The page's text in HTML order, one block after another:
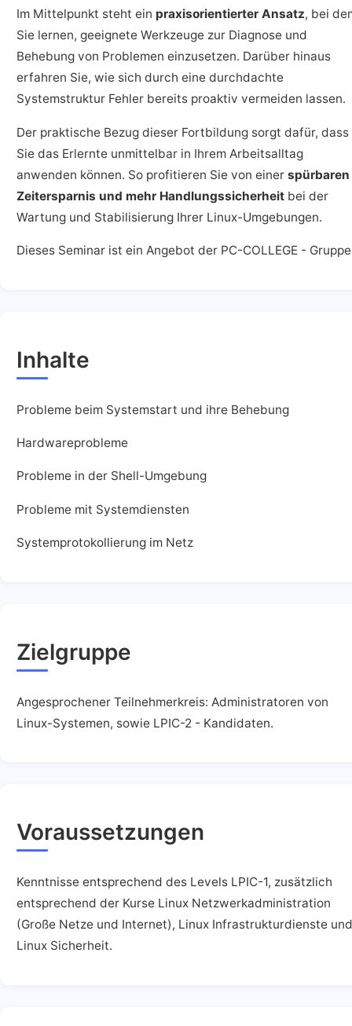
Im Mittelpunkt steht ein praxisorientierter Ansatz, bei
Sie lernen, geeignete Werkzeuge zur Diagnose und
Behebung von Problemen einzusetzen. Darüber hinaus
erfahren Sie, wie sich durch eine durchdachte
Systemstruktur Fehler bereits proaktiv vermeiden lassen.
Der praktische Bezug dieser Fortbildung sorgt dafür, dass
Sie das Erlernte unmittelbar in Ihrem Arbeitsalltag
anwenden können. So profitieren Sie von einer spürbaren
Zeitersparnis und mehr Handlungssicherheit bei der
Wartung und Stabilisierung Ihrer Linux-Umgebungen.
Dieses Seminar ist ein Angebot der PC-COLLEGE -
Inhalte
Probleme beim Systemstart und ihre Behebung
Hardwareprobleme
Probleme in der Shell-Umgebung
Probleme mit Systemdiensten
Systemprotokollierung im Netz
Zielgruppe
Angesprochener Teilnehmerkreis: Administratoren von
Linux-Systemen, sowie LPIC-2 - Kandidaten.
Voraussetzungen
Kenntnisse entsprechend des Levels LPIC-1, zusätzlich
entsprechend der Kurse Linux Netzwerkadministration
(Große Netze und Internet), Linux Infrastrukturdienste und
Linux Sicherheit.